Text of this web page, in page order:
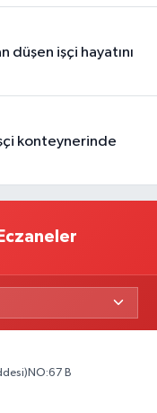
B